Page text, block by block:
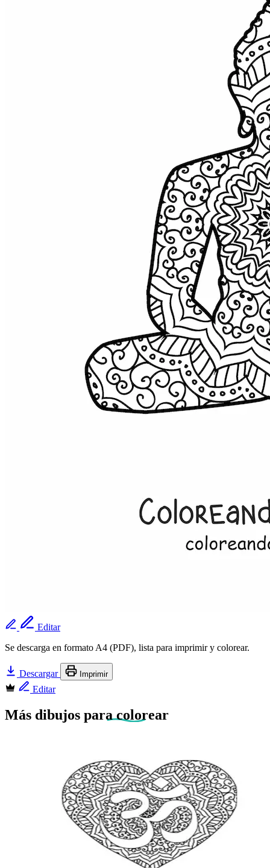
Editar
Se descarga en formato A4 (PDF), lista para imprimir y colorear.
Descargar Imprimir
Editar
Más dibujos para colorear